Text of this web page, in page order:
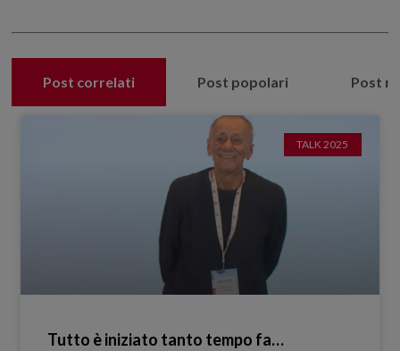
Post correlati Post popolari Post
TALK 2025
Tutto è iniziato tanto tempo fa…